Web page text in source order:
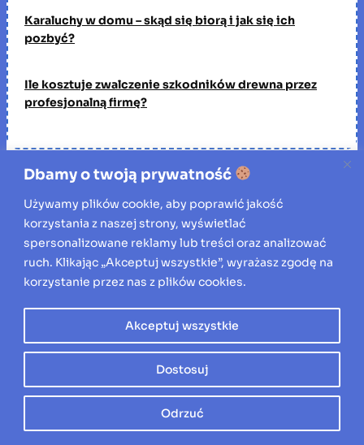
Dbamy o twoją prywatność
Używamy plików cookie, aby poprawić jakość
korzystania z naszej strony, wyświetlać
spersonalizowane reklamy lub treści oraz analizować
ruch. Klikając „Akceptuj wszystkie”, wyrażasz zgodę na
korzystanie przez nas z plików cookies.
Dostosuj
Odrzuć
Akceptuj wszystkie
Karaluchy w domu – skąd się biorą i jak się ich
pozbyć?
Ile kosztuje zwalczenie szkodników drewna przez
profesjonalną firmę?
Znajdź artykuł
Szukaj
Poprzedni post:
Sprzedaż mieszkania w
Gdańsku bez
przeciągających się
formalności
Następny post:
rekuperacja? Koszty
utrzymania [2026]
Dodaj komentarz